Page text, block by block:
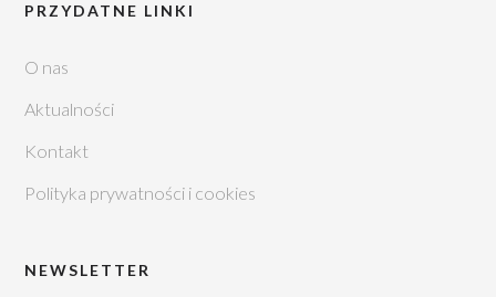
PRZYDATNE LINKI
O nas
Aktualności
Kontakt
Polityka prywatności i cookies
NEWSLETTER